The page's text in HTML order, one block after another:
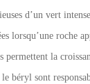
d’un vert
lorsqu’une roche
permettent la
béryl sont